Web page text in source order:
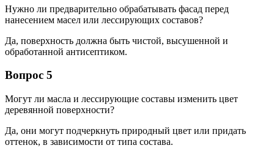
Нужно ли предварительно обрабатывать фасад перед
нанесением масел или лессирующих составов?
Да, поверхность должна быть чистой, высушенной и
обработанной антисептиком.
Вопрос 5
Могут ли масла и лессирующие составы изменить цвет
деревянной поверхности?
Да, они могут подчеркнуть природный цвет или придать
оттенок, в зависимости от типа состава.